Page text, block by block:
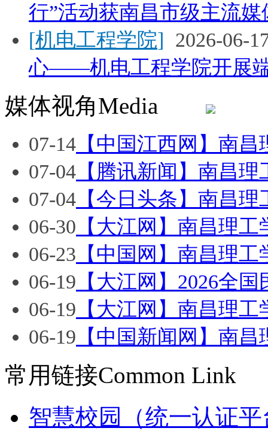
行”活动获南昌市级主流
[机电工程学院] 2026-06-
心——机电工程学院开展
媒体视角Media
07-14 【中国江西网】南
07-04 【腾讯新闻】南昌
07-04 【今日头条】南昌
06-30 【大江网】南昌理
06-23 【中国网】南昌理
06-19 【大江网】2026全
06-19 【大江网】南昌理
06-19 【中国新闻网】南
常用链接Common Link
智慧校园（统一认证平